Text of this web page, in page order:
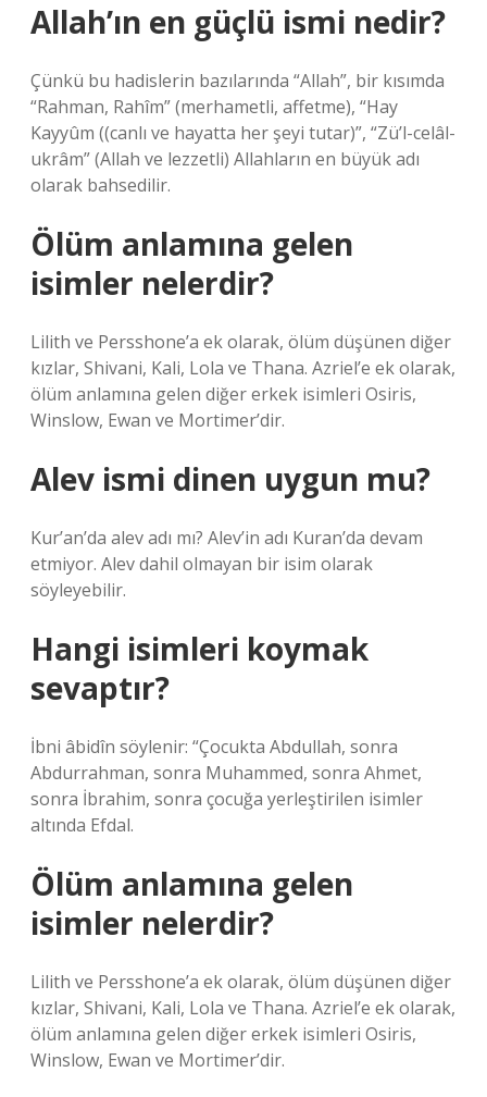
Allah’ın en güçlü ismi nedir?
Çünkü bu hadislerin bazılarında “Allah”, bir kısımda
“Rahman, Rahîm” (merhametli, affetme), “Hay
Kayyûm ((canlı ve hayatta her şeyi tutar)”, “Zü’l-celâl-
ukrâm” (Allah ve lezzetli) Allahların en büyük adı
olarak bahsedilir.
Ölüm anlamına gelen
isimler nelerdir?
Lilith ve Persshone’a ek olarak, ölüm düşünen diğer
kızlar, Shivani, Kali, Lola ve Thana. Azriel’e ek olarak,
ölüm anlamına gelen diğer erkek isimleri Osiris,
Winslow, Ewan ve Mortimer’dir.
Alev ismi dinen uygun mu?
Kur’an’da alev adı mı? Alev’in adı Kuran’da devam
etmiyor. Alev dahil olmayan bir isim olarak
söyleyebilir.
Hangi isimleri koymak
sevaptır?
İbni âbidîn söylenir: “Çocukta Abdullah, sonra
Abdurrahman, sonra Muhammed, sonra Ahmet,
sonra İbrahim, sonra çocuğa yerleştirilen isimler
altında Efdal.
Ölüm anlamına gelen
isimler nelerdir?
Lilith ve Persshone’a ek olarak, ölüm düşünen diğer
kızlar, Shivani, Kali, Lola ve Thana. Azriel’e ek olarak,
ölüm anlamına gelen diğer erkek isimleri Osiris,
Winslow, Ewan ve Mortimer’dir.